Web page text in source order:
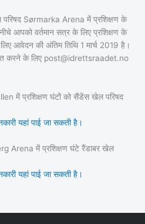
परिषद Sørmarka Arena में प्रशिक्षण के
आपको वर्तमान सत्र के लिए प्रशिक्षण के
आवेदन की अंतिम तिथि 1 मार्च 2019 है।
करने के लिए post@idrettsraadet.no
में प्रशिक्षण घंटों को सैंडेंस खेल परिषद
यहां पाई जा सकती है।
Arena में प्रशिक्षण घंटे रैंडाबर खेल
यहां पाई जा सकती है।